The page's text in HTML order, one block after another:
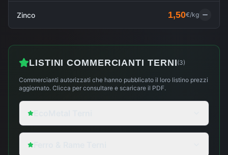
Zinco 1,50€/kg
LISTINI COMMERCIANTI TERNI(3)
Commercianti autorizzati che hanno pubblicato il loro listino prezzi
aggiornato. Clicca per consultare e scaricare il PDF.